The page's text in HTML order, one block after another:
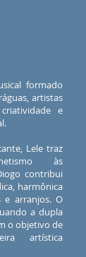
formado
artistas
e
Lele traz
às
contribui
harmônica
e arranjos. O
a dupla
o objetivo de
artística